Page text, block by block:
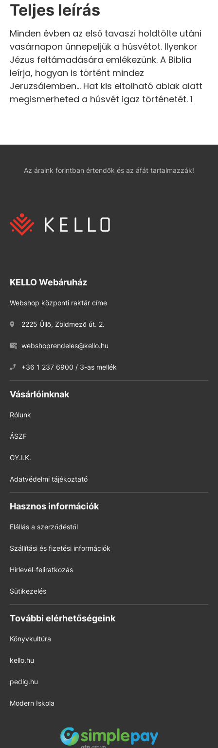
Teljes leírás
Minden évben az első tavaszi holdtölte utáni
vasárnapon ünnepeljük a húsvétot. Ilyenkor
Jézus feltámadására emlékezünk. A Biblia
leírja, hogyan is történt mindez
Jeruzsálemben… Hat kis eltolható ablak alatt
megismerheted a húsvét igaz történetét. 1
Az áraink forintban értendők és az áfát tartalmazzák!
KELLO Webáruház
Webshop központi raktár címe
2225 Üllő, Zöldmező út. 2.
webshoprendeles@kello.hu
+36 1 237 6900 / 3-as mellék
Vásárlóinknak
Rólunk
ÁSZF
GY.I.K.
Adatvédelmi tájékoztató
Hasznos információk
Elállás a szerződéstől
Szállítási és fizetési információk
Hírlevél-feliratkozás
Sütikezelés
További elérhetőségeink
Könyvkultúra
kello.hu
pedig.hu
Modern Iskola